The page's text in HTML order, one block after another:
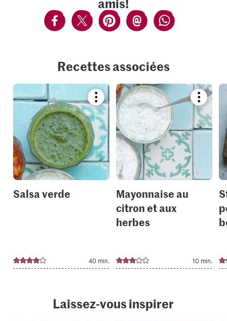
Recettes associées
Bookmark
recipe
or
add
it
to
your
collections.
Salsa verde
40 min.
recipe
or
add
it
Mayonnaise au
citron et aux
herbes
10 min.
Laissez-vous inspirer